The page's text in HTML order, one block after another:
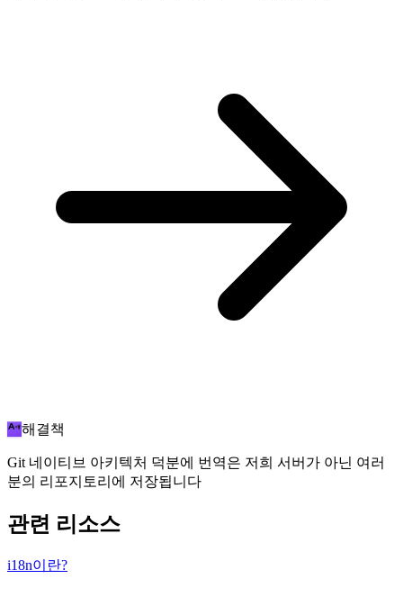
해결책
Git 네이티브 아키텍처 덕분에 번역은 저희 서버가 아닌 여러
분의 리포지토리에 저장됩니다
관련 리소스
i18n이란?